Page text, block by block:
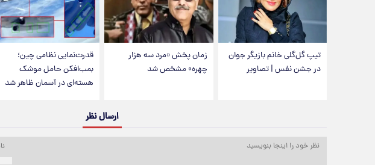
تیپ گل‌گلی خانم بازیگر جوان
در جشن نفس | تصاویر
زمان پخش «مرد سه هزار
چهره» مشخص شد
قدرت‌نمایی نظامی چین؛
بمب‌افکن حامل موشک
هسته‌ای در آسمان ظاهر شد
ارسال نظر